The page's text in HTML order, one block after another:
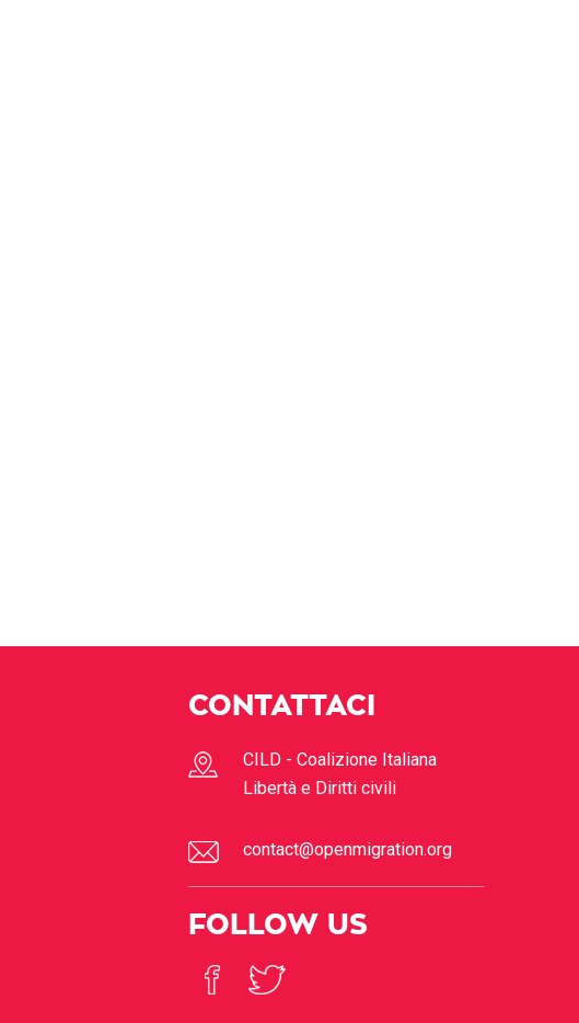
CONTATTACI
CILD - Coalizione Italiana
Libertà e Diritti civili
contact@openmigration.org
FOLLOW US